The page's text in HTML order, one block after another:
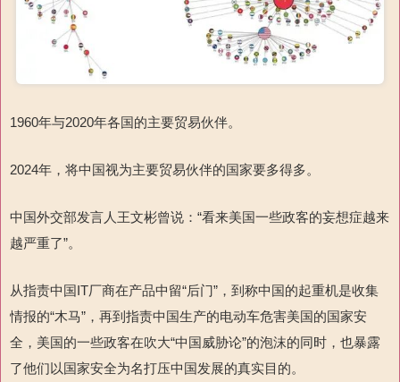
1960年与2020年各国的主要贸易伙伴。
2024年，将中国视为主要贸易伙伴的国家要多得多。
中国外交部发言人王文彬曾说：“看来美国一些政客的妄想症越来
越严重了”。
从指责中国IT厂商在产品中留“后门”，到称中国的起重机是收集
情报的“木马”，再到指责中国生产的电动车危害美国的国家安
全，美国的一些政客在吹大“中国威胁论”的泡沫的同时，也暴露
了他们以国家安全为名打压中国发展的真实目的。